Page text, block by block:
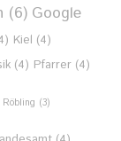
(6) Google
Kiel (4)
(4) Pfarrer (4)
Röbling (3)